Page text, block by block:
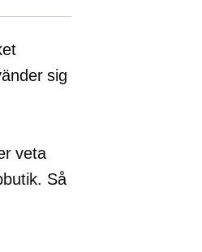
sig
veta
Så